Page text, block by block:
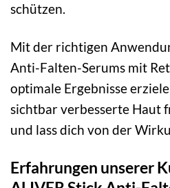
schützen.
Mit der richtigen
Anti-Falten-Serums mit
optimale Ergebnisse
sichtbar verbesserte Haut
und lass dich von der
Erfahrungen unserer